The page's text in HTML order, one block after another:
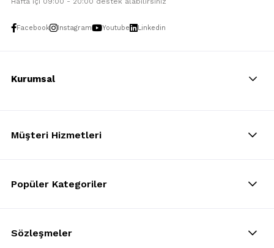
Facebook Instagram Youtube Linkedin
Kurumsal
Müşteri Hizmetleri
Popüler Kategoriler
Sözleşmeler